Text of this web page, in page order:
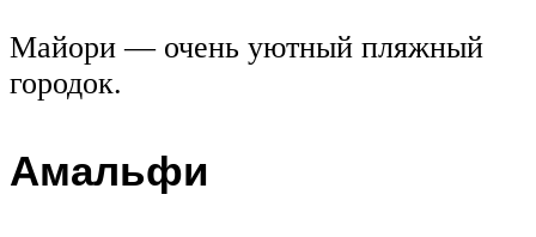
Майори — очень уютный пляжный
городок.
Амальфи